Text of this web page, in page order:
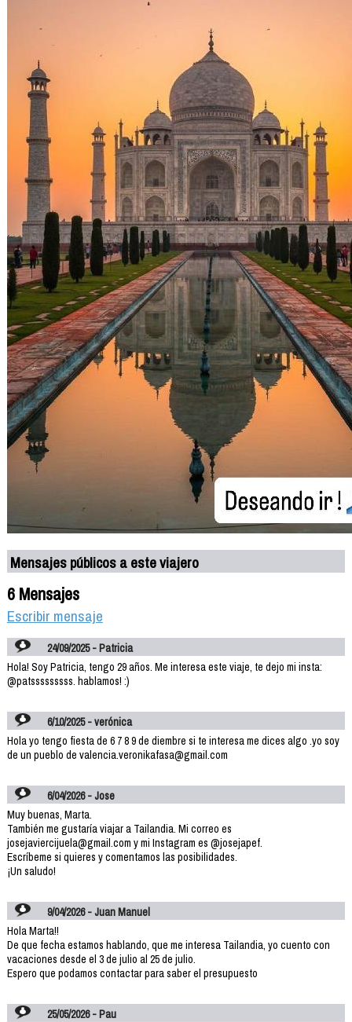
Mensajes públicos a este viajero
6 Mensajes
Escribir mensaje
24/09/2025 - Patricia
Hola! Soy Patricia, tengo 29 años. Me interesa este viaje, te dejo mi insta:
@patsssssssss. hablamos! :)
6/10/2025 - verónica
Hola yo tengo fiesta de 6 7 8 9 de diembre si te interesa me dices algo .yo soy
de un pueblo de valencia.veronikafasa@gmail.com
6/04/2026 - Jose
Muy buenas, Marta.
También me gustaría viajar a Tailandia. Mi correo es
josejaviercijuela@gmail.com y mi Instagram es @josejapef.
Escríbeme si quieres y comentamos las posibilidades.
¡Un saludo!
9/04/2026 - Juan Manuel
Hola Marta!!
De que fecha estamos hablando, que me interesa Tailandia, yo cuento con
vacaciones desde el 3 de julio al 25 de julio.
Espero que podamos contactar para saber el presupuesto
25/05/2026 - Pau